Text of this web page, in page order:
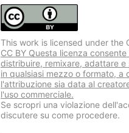
This work is licensed under the
CC BY Questa licenza
distribuire, remixare, adattare e
in qualsiasi mezzo o formato, a
l'attribuzione sia data al
l'uso commerciale.
Se scropri una violazione
discutere su come procedere.